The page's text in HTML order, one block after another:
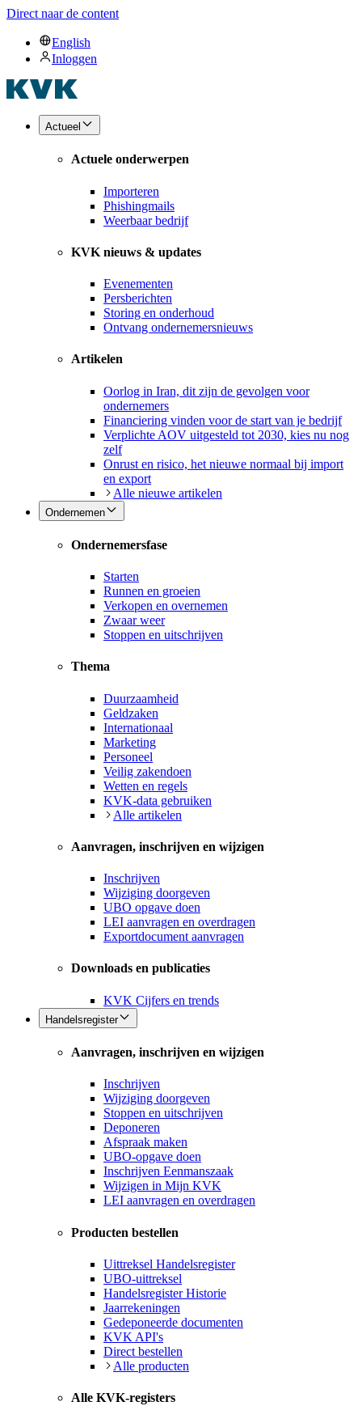
Direct naar de content
English
Inloggen
Actueel
Actuele onderwerpen
Importeren
Phishingmails
Weerbaar bedrijf
KVK nieuws & updates
Evenementen
Persberichten
Storing en onderhoud
Ontvang ondernemersnieuws
Artikelen
Oorlog in Iran, dit zijn de gevolgen voor
ondernemers
Financiering vinden voor de start van je bedrijf
Verplichte AOV uitgesteld tot 2030, kies nu nog
zelf
Onrust en risico, het nieuwe normaal bij import
en export
Alle nieuwe artikelen
Ondernemen
Ondernemersfase
Starten
Runnen en groeien
Verkopen en overnemen
Zwaar weer
Stoppen en uitschrijven
Thema
Duurzaamheid
Geldzaken
Internationaal
Marketing
Personeel
Veilig zakendoen
Wetten en regels
KVK-data gebruiken
Alle artikelen
Aanvragen, inschrijven en wijzigen
Inschrijven
Wijziging doorgeven
UBO opgave doen
LEI aanvragen en overdragen
Exportdocument aanvragen
Downloads en publicaties
KVK Cijfers en trends
Handelsregister
Aanvragen, inschrijven en wijzigen
Inschrijven
Wijziging doorgeven
Stoppen en uitschrijven
Deponeren
Afspraak maken
UBO-opgave doen
Inschrijven Eenmanszaak
Wijzigen in Mijn KVK
LEI aanvragen en overdragen
Producten bestellen
Uittreksel Handelsregister
UBO-uittreksel
Handelsregister Historie
Jaarrekeningen
Gedeponeerde documenten
KVK API's
Direct bestellen
Alle producten
Alle KVK-registers